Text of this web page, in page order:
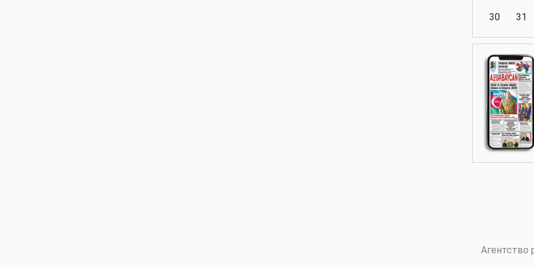
Аналитика
Аналитика
30
31
Агентство